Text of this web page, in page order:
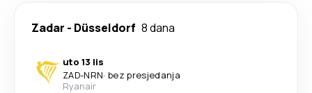
Zadar - Düsseldorf 8 dana
uto 13 lis
ZAD-NRN· bez presjedanja
Ryanair